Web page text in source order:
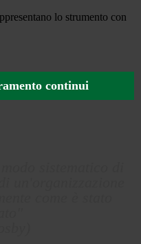
lo strumento con
continui